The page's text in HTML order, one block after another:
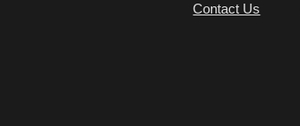
Contact Us